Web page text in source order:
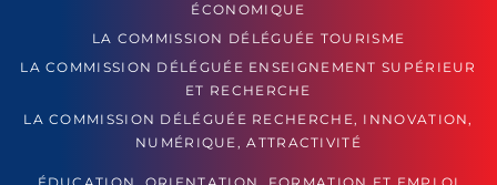
ÉCONOMIQUE
LA COMMISSION DÉLÉGUÉE TOURISME
LA COMMISSION DÉLÉGUÉE ENSEIGNEMENT SUPÉRIEUR
ET RECHERCHE
LA COMMISSION DÉLÉGUÉE RECHERCHE, INNOVATION,
NUMÉRIQUE, ATTRACTIVITÉ